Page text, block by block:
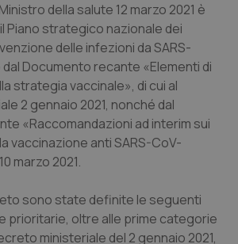
di Trento
& Scompenso
della salute 12 marzo 2021 è
Piano strategico nazionale dei
delle infezioni da SARS-
Documento recante «Elementi di
strategia vaccinale», di cui al
2 gennaio 2021, nonché dal
«Raccomandazioni ad interim sui
vaccinazione anti SARS-CoV-
marzo 2021.
sono state definite le seguenti
prioritarie, oltre alle prime categorie
ministeriale del 2 gennaio 2021,